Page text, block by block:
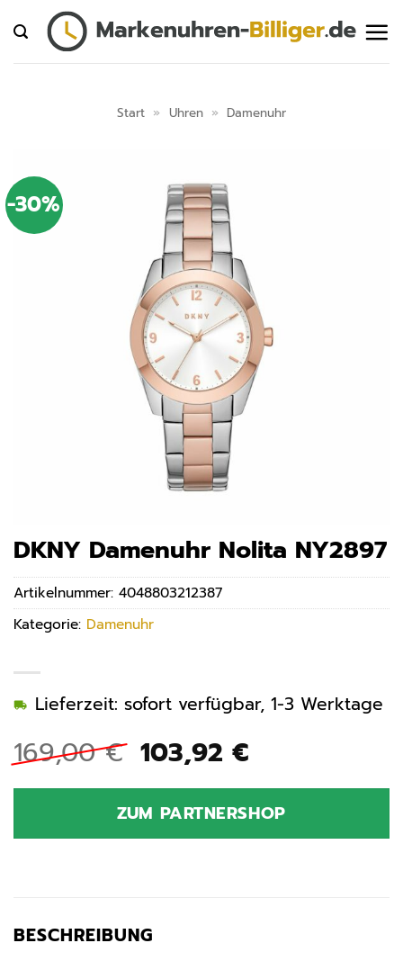
Inhalt
springen
Start » Uhren » Damenuhr
-30%
DKNY Damenuhr Nolita NY2897
169,00€ Ursprünglicher
Preis
war:
169,00 €
103,92 €Aktueller
ist:
103,92 €.
Lieferzeit: sofort verfügbar, 1-3 Werktage
ZUM PARTNERSHOP
Artikelnummer: 4048803212387
Kategorie: Damenuhr
BESCHREIBUNG